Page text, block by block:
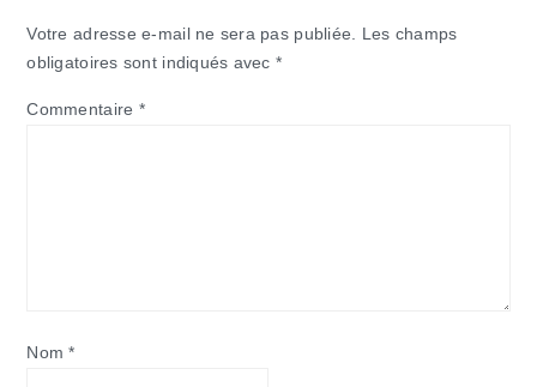
Votre adresse e-mail ne sera pas publiée. Les champs
obligatoires sont indiqués avec*
Commentaire *
Nom*